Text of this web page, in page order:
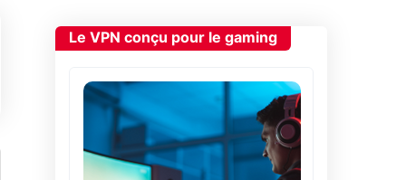
Le VPN conçu pour le gaming